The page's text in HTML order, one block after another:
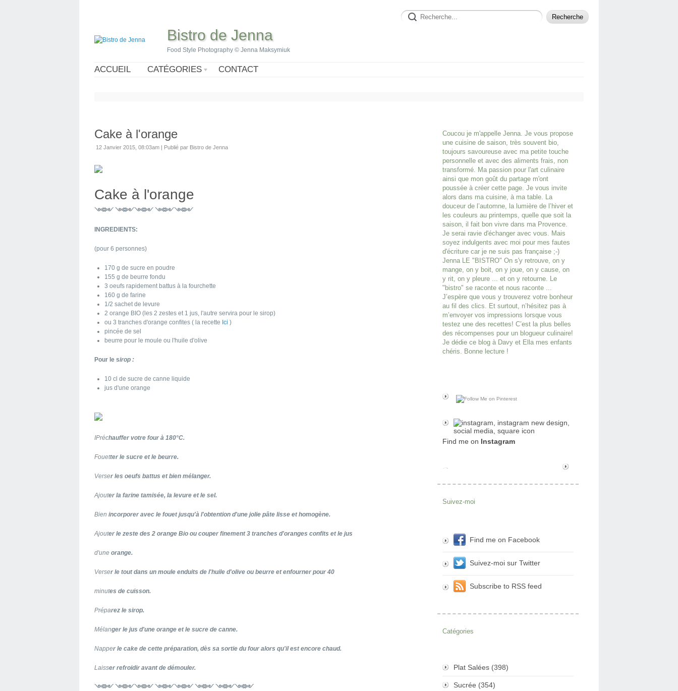
Bistro de Jenna
Food Style Photography © Jenna Maksymiuk
ACCUEIL CATÉGORIES CONTACT
Cake à l'orange
12 Janvier 2015, 08:03am | Publié par Bistro de Jenna
Cake à l'orange
༺༻ ༺༻༺༻ ༺༻༺༻
INGREDIENTS:
(pour 6 personnes)
170 g de sucre en poudre
155 g de beurre fondu
3 oeufs rapidement battus à la fourchette
160 g de farine
1/2 sachet de levure
2 orange BIO (les 2 zestes et 1 jus, l'autre servira pour le sirop)
ou 3 tranches d'orange confites ( la recette Ici )
pincée de sel
beurre pour le moule ou l'huile d'olive
Pour le sirop :
10 cl de sucre de canne liquide
jus d'une orange
IPréchauffer votre four à 180°C.
Fouetter le sucre et le beurre.
Verser les oeufs battus et bien mélanger.
Ajouter la farine tamisée, la levure et le sel.
Bien incorporer avec le fouet jusqu'à l'obtention d'une jolie pâte lisse et homogène.
Ajouter le zeste des 2 orange Bio ou couper finement 3 tranches d'oranges confits et le jus
d'une orange.
Verser le tout dans un moule enduits de l'huile d'olive ou beurre et enfourner pour 40
minutes de cuisson.
Préparez le sirop.
Mélanger le jus d'une orange et le sucre de canne.
Napper le cake de cette préparation, dès sa sortie du four alors qu'il est encore chaud.
Laisser refroidir avant de démouler.
༺༻ ༺༻༺༻ ༺༻༺༻ ༺༻ ༺༻༺༻
Coucou je m'appelle Jenna. Je vous propose
une cuisine de saison, très souvent bio,
toujours savoureuse avec ma petite touche
personnelle et avec des aliments frais, non
transformé. Ma passion pour l'art culinaire
ainsi que mon goût du partage m'ont
poussée à créer cette page. Je vous invite
alors dans ma cuisine, à ma table. La
douceur de l’automne, la lumière de l’hiver et
les couleurs au printemps, quelle que soit la
saison, il fait bon vivre dans ma Provence.
Je serai ravie d'échanger avec vous. Mais
soyez indulgents avec moi pour mes fautes
d'écriture car je ne suis pas française ;-)
Jenna LE "BISTRO" On s'y retrouve, on y
mange, on y boit, on y joue, on y cause, on
y rit, on y pleure ... et on y retourne. Le
"bistro" se raconte et nous raconte ...
J’espère que vous y trouverez votre bonheur
au fil des clics. Et surtout, n’hésitez pas à
m’envoyer vos impressions lorsque vous
testez une des recettes! C’est la plus belles
des récompenses pour un blogueur culinaire!
Je dédie ce blog à Davy et Ella mes enfants
chéris. Bonne lecture !
Find me on Instagram
Suivez-moi
Find me on Facebook
Suivez-moi sur Twitter
Subscribe to RSS feed
Catégories
Plat Salées (398)
Sucrée (354)